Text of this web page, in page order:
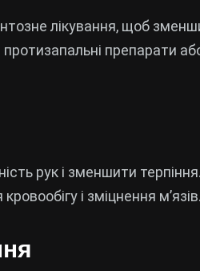
лікування, щоб
препарати
рук і зменшити
і зміцнення м’язів.